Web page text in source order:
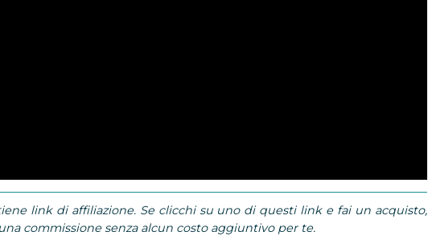
link di affiliazione. Se clicchi su uno di questi link e fai un acquisto,
commissione senza alcun costo aggiuntivo per te.